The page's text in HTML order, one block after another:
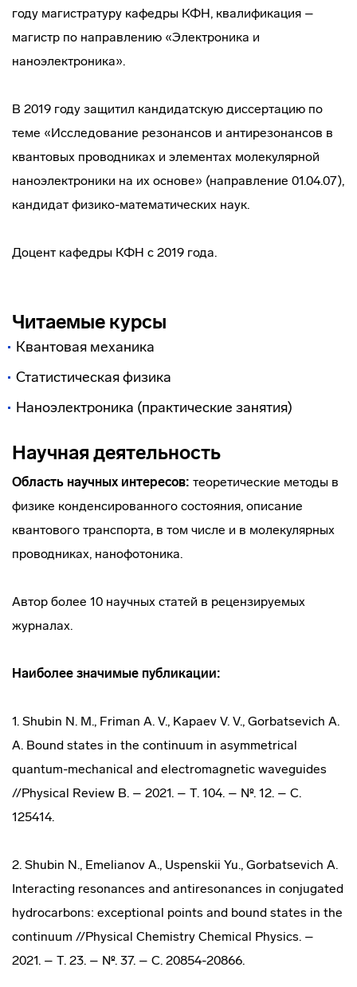
году магистратуру кафедры КФН, квалификация –
магистр по направлению «Электроника и
наноэлектроника».
В 2019 году защитил кандидатскую диссертацию по
теме «Исследование резонансов и антирезонансов в
квантовых проводниках и элементах молекулярной
наноэлектроники на их основе» (направление 01.04.07),
кандидат физико-математических наук.
Доцент кафедры КФН с 2019 года.
Читаемые курсы
Квантовая механика
Статистическая физика
Наноэлектроника (практические занятия)
Научная деятельность
Область научных интересов: теоретические методы в
физике конденсированного состояния, описание
квантового транспорта, в том числе и в молекулярных
проводниках, нанофотоника.
Автор более 10 научных статей в рецензируемых
журналах.
Наиболее значимые публикации:
1. Shubin N. M., Friman A. V., Kapaev V. V., Gorbatsevich A.
A. Bound states in the continuum in asymmetrical
quantum-mechanical and electromagnetic waveguides
//Physical Review B. – 2021. – Т. 104. – №. 12. – С.
125414.
2. Shubin N., Emelianov A., Uspenskii Yu., Gorbatsevich A.
Interacting resonances and antiresonances in conjugated
hydrocarbons: exceptional points and bound states in the
continuum //Physical Chemistry Chemical Physics. –
2021. – Т. 23. – №. 37. – С. 20854-20866.